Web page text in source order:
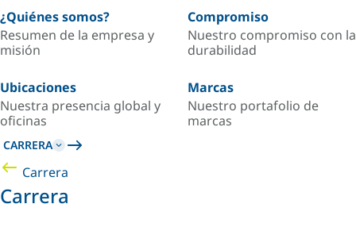
¿Quiénes somos?
Resumen de la empresa y
misión
Compromiso
Nuestro compromiso con la
durabilidad
Ubicaciones
Nuestra presencia global y
oficinas
Marcas
Nuestro portafolio de
marcas
CARRERA
Carrera
Carrera